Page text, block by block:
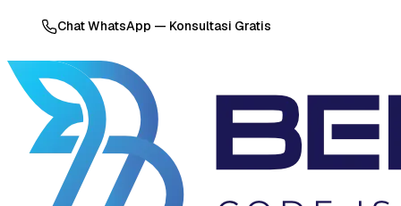
Chat WhatsApp — Konsultasi Gratis